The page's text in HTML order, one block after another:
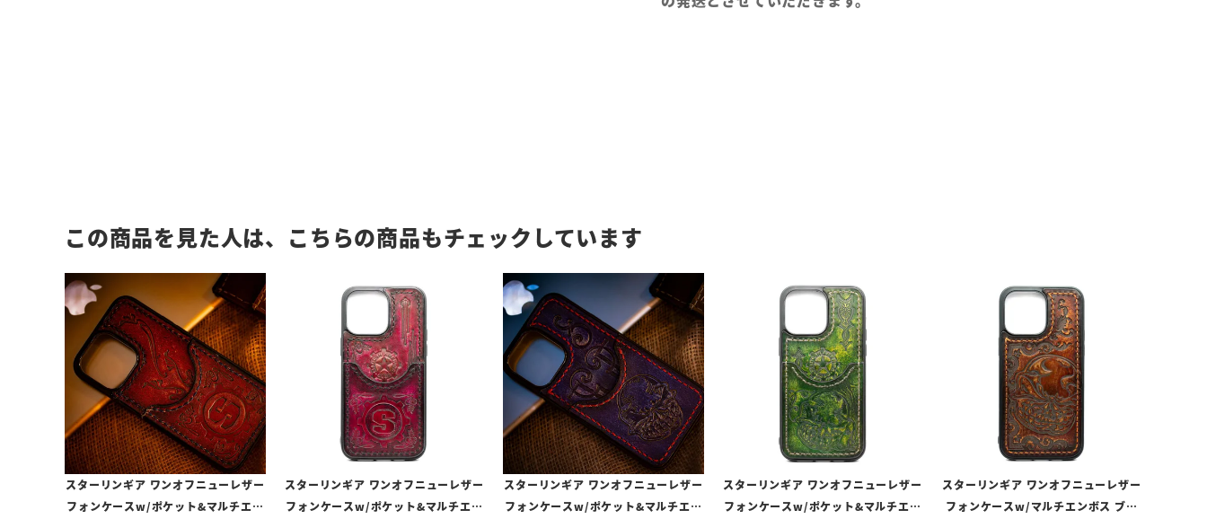
この商品を見た人は、こちらの商品もチェックしています
スターリンギア ワンオフニューレザー
フォンケースw/ポケット&マルチエン
スターリンギア ワンオフニューレザー
フォンケースw/ポケット&マルチエン
スターリンギア ワンオフニューレザー
フォンケースw/ポケット&マルチエン
スターリンギア ワンオフニューレザー
フォンケースw/ポケット&マルチエン
スターリンギア ワンオフニューレザー
フォンケースw/マルチエンボス ブラ